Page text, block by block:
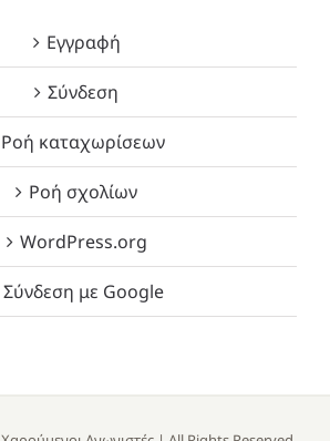
Εγγραφή
Σύνδεση
Ροή καταχωρίσεων
Ροή σχολίων
WordPress.org
Σύνδεση με Google